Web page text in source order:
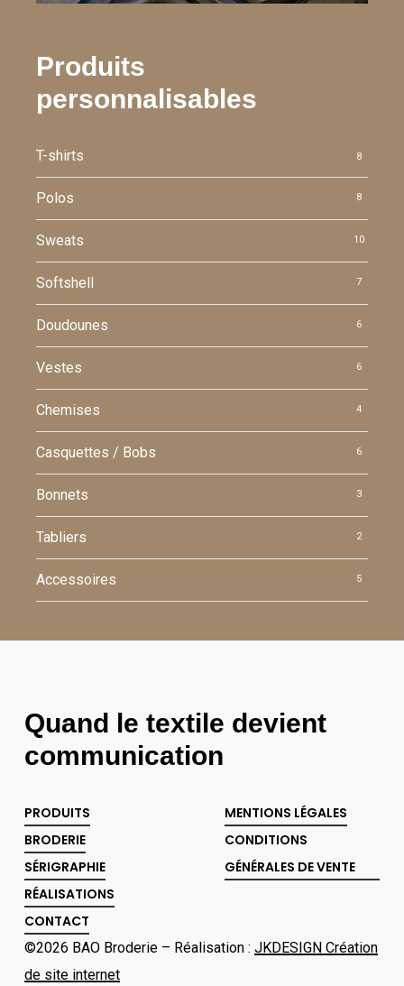
Produits
personnalisables
T-shirts 8
Polos 8
Sweats 10
Softshell 7
Doudounes 6
Vestes 6
Chemises 4
Casquettes / Bobs 6
Bonnets 3
Tabliers 2
Accessoires 5
Quand le textile devient
communication
PRODUITS
BRODERIE
SÉRIGRAPHIE
RÉALISATIONS
CONTACT
MENTIONS LÉGALES
CONDITIONS
GÉNÉRALES DE VENTE
©2026 BAO Broderie – Réalisation : JKDESIGN Création
de site internet